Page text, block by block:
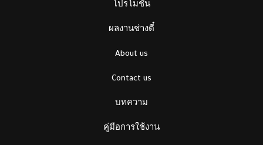
โปรโมชั่น
ผลงานช่างตี๋
About us
Contact us
บทความ
คู่มือการใช้งาน